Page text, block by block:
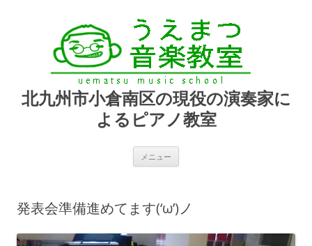
北九州市小倉南区の現役の演奏家に
よるピアノ教室
メニュー
ス
キ
発表会準備進めてます(‘ω’)ノ